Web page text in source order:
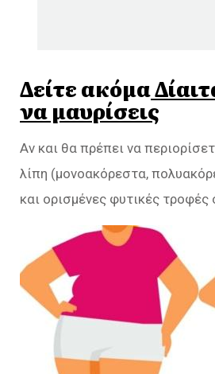
Δείτε ακόμα
να μαυρίσεις
Αν και θα πρέπει να
λίπη (μονοακόρεστα,
και ορισμένες φυτικές